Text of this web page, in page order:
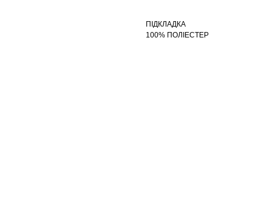
ПІДКЛАДКА
100% ПОЛІЕСТЕР